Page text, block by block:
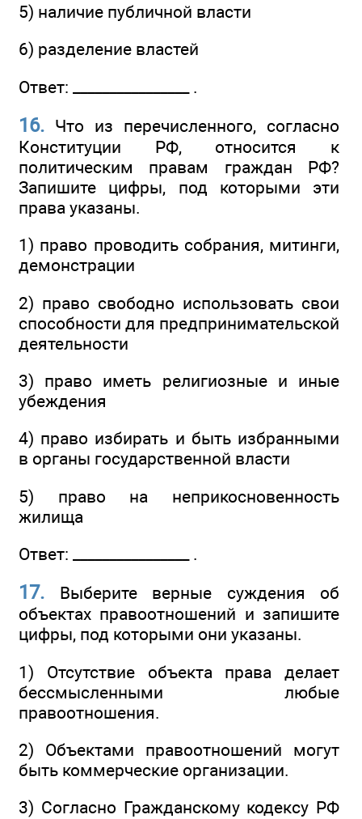
5) наличие публичной власти
6) разделение властей
Ответ: ________________ .
16. Что из перечисленного, согласно
Конституции РФ, относится к
политическим правам граждан РФ?
Запишите цифры, под которыми эти
права указаны.
1) право проводить собрания, митинги,
демонстрации
2) право свободно использовать свои
способности для предпринимательской
деятельности
3) право иметь религиозные и иные
убеждения
4) право избирать и быть избранными
в органы государственной власти
5) право на неприкосновенность
жилища
Ответ: ________________ .
17. Выберите верные суждения об
объектах правоотношений и запишите
цифры, под которыми они указаны.
1) Отсутствие объекта права делает
бессмысленными любые
правоотношения.
2) Объектами правоотношений могут
быть коммерческие организации.
3) Согласно Гражданскому кодексу РФ